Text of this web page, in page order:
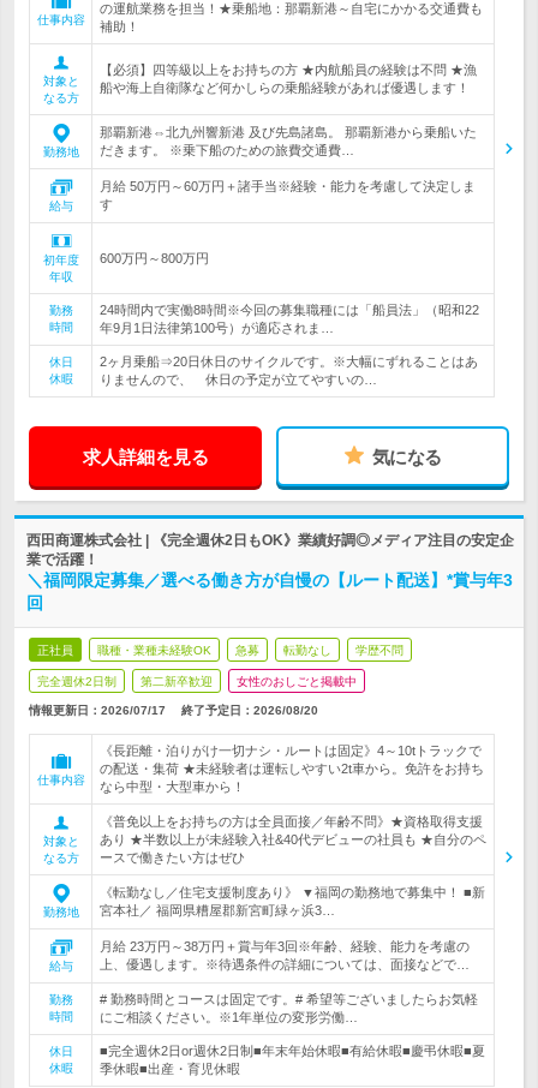
仕事内容
の運航業務を担当！★乗船地：那覇新港～自宅にかかる交通費も
補助！
対象と
なる方
【必須】四等級以上をお持ちの方 ★内航船員の経験は不問 ★漁
船や海上自衛隊など何かしらの乗船経験があれば優遇します！
勤務地
那覇新港⇔北九州響新港 及び先島諸島。 那覇新港から乗船いた
だきます。 ※乗下船のための旅費交通費…
給与
月給 50万円～60万円＋諸手当※経験・能力を考慮して決定しま
す
初年度
年収
600万円～800万円
勤務
時間
24時間内で実働8時間※今回の募集職種には「船員法」（昭和22
年9月1日法律第100号）が適応されま…
休日
休暇
2ヶ月乗船⇒20日休日のサイクルです。※大幅にずれることはあ
りませんので、 休日の予定が立てやすいの…
求人詳細を見る 気になる
西田商運株式会社 | 《完全週休2日もOK》業績好調◎メディア注目の安定企
業で活躍！
＼福岡限定募集／選べる働き方が自慢の【ルート配送】*賞与年3
回
正社員 職種・業種未経験OK 急募 転勤なし 学歴不問
完全週休2日制 第二新卒歓迎 女性のおしごと掲載中
情報更新日：2026/07/17 終了予定日： 2026/08/20
仕事内容
《長距離・泊りがけ一切ナシ・ルートは固定》4～10tトラックで
の配送・集荷 ★未経験者は運転しやすい2t車から。免許をお持ち
なら中型・大型車から！
対象と
なる方
《普免以上をお持ちの方は全員面接／年齢不問》★資格取得支援
あり ★半数以上が未経験入社&40代デビューの社員も ★自分のペ
ースで働きたい方はぜひ
勤務地
《転勤なし／住宅支援制度あり》 ▼福岡の勤務地で募集中！ ■新
宮本社／ 福岡県糟屋郡新宮町緑ヶ浜3…
給与
月給 23万円～38万円＋賞与年3回※年齢、経験、能力を考慮の
上、優遇します。※待遇条件の詳細については、面接などで…
勤務
時間
# 勤務時間とコースは固定です。# 希望等ございましたらお気軽
にご相談ください。※1年単位の変形労働…
休日
休暇
■完全週休2日or週休2日制■年末年始休暇■有給休暇■慶弔休暇■夏
季休暇■出産・育児休暇